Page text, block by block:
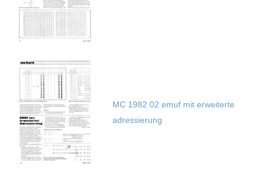
MC 1982 02 emuf mit erweiterte
adressierung